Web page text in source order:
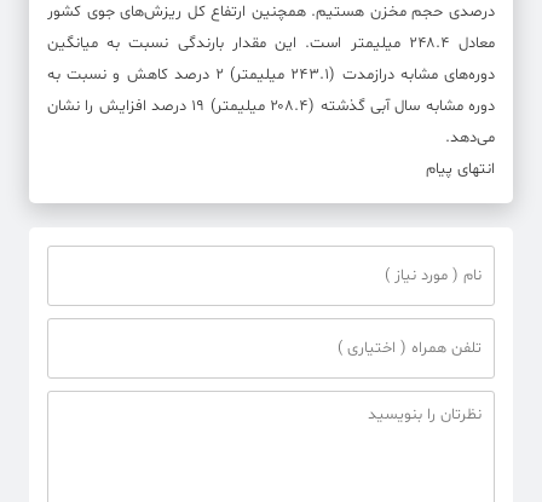
درصدی حجم مخزن هستیم. همچنین ارتفاع کل ریزش‌های جوی کشور
معادل ۲۴۸.۴ میلیمتر است. این مقدار بارندگی نسبت به میانگین
دوره‌های مشابه درازمدت (۲۴۳.۱ میلیمتر) ۲ درصد کاهش و نسبت به
دوره مشابه سال آبی گذشته (۲۰۸.۴ میلیمتر) ۱۹ درصد افزایش را نشان
می‌دهد.
انتهای پیام